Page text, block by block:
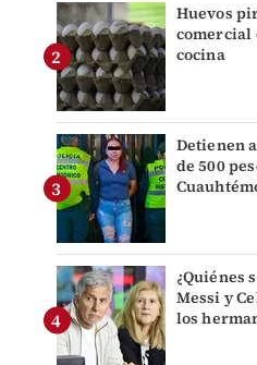
Huevos
comercial
cocina
Detienen
de 500
¿Quiénes
Messi y
los